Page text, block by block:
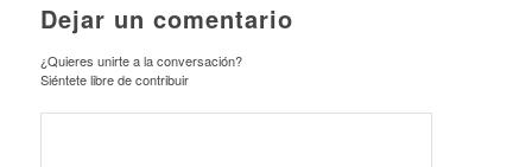
Dejar un comentario
¿Quieres unirte a la conversación?
Siéntete libre de contribuir